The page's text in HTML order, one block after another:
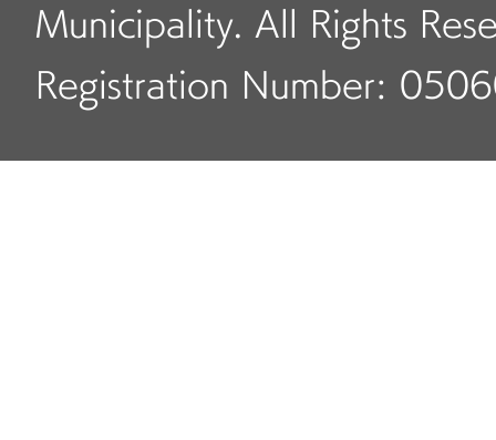
Municipality. All Rights
Registration Number: